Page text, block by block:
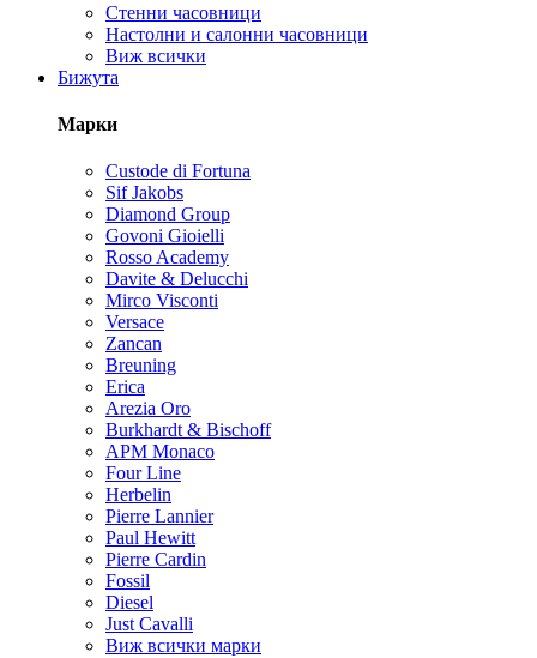
Стенни часовници
Настолни и салонни часовници
Виж всички
Бижута
Марки
Custode di Fortuna
Sif Jakobs
Diamond Group
Govoni Gioielli
Rosso Academy
Davite & Delucchi
Mirco Visconti
Versace
Zancan
Breuning
Erica
Arezia Oro
Burkhardt & Bischoff
APM Monaco
Four Line
Herbelin
Pierre Lannier
Paul Hewitt
Pierre Cardin
Fossil
Diesel
Just Cavalli
Виж всички марки